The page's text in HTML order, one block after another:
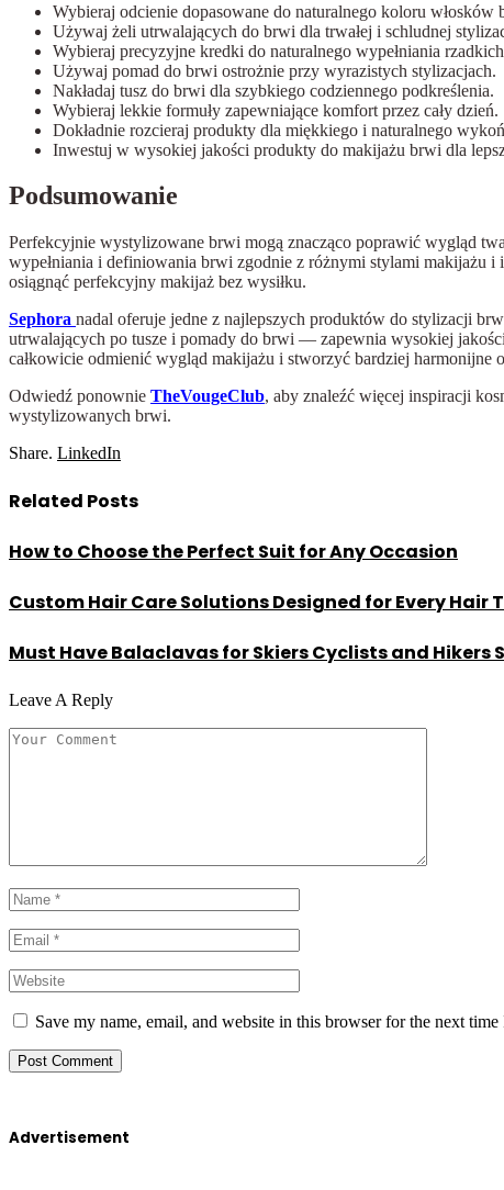
Wybieraj odcienie dopasowane do naturalnego koloru włosków
Używaj żeli utrwalających do brwi dla trwałej i schludnej
Wybieraj precyzyjne kredki do naturalnego wypełniania
Używaj pomad do brwi ostrożnie przy wyrazistych stylizacjach.
Nakładaj tusz do brwi dla szybkiego codziennego podkreślenia.
Wybieraj lekkie formuły zapewniające komfort przez cały dzień.
Dokładnie rozcieraj produkty dla miękkiego i naturalnego
Inwestuj w wysokiej jakości produkty do makijażu brwi dla
Podsumowanie
Perfekcyjnie wystylizowane brwi mogą znacząco poprawić wygląd
wypełniania i definiowania brwi zgodnie z różnymi stylami makijażu
osiągnąć perfekcyjny makijaż bez wysiłku.
Sephora nadal oferuje jedne z najlepszych produktów do stylizacji
utrwalających po tusze i pomady do brwi — zapewnia wysokiej
całkowicie odmienić wygląd makijażu i stworzyć bardziej harmonijne
Odwiedź ponownie TheVougeClub, aby znaleźć więcej inspiracji
wystylizowanych brwi.
Share. LinkedIn
Related Posts
How to Choose the Perfect Suit for Any Occasion
Custom Hair Care Solutions Designed for Every Hair
Must Have Balaclavas for Skiers Cyclists and Hikers
Leave A Reply
Save my name, email, and website in this browser for the next time
Advertisement